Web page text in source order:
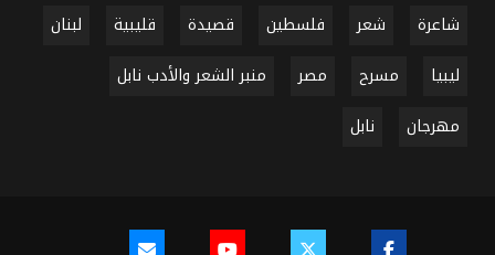
شاعرة
شعر فلسطين قصيدة قليبية
لبنان
ليبيا
مسرح مصر
منبر الشعر والأدب نابل
مهرجان
نابل